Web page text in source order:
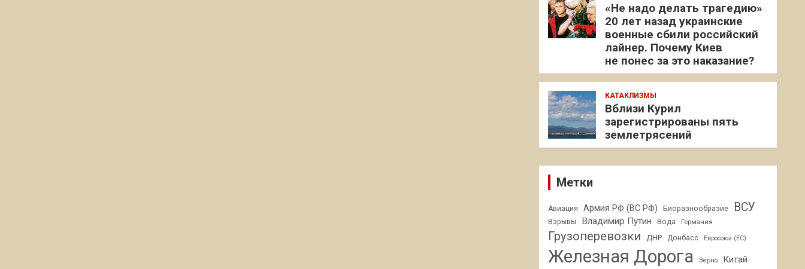
«Не надо делать трагедию»
20 лет назад украинские
военные сбили российский
лайнер. Почему Киев
не понес за это наказание?
КАТАКЛИЗМЫ
Вблизи Курил
зарегистрированы пять
землетрясений
Метки
Авиация Армия РФ (ВС РФ) Биоразнообразие ВСУ
Взрывы Владимир Путин Вода Германия
Грузоперевозки ДНР Донбасс Евросоюз (ЕС)
Железная Дорога Зерно Китай